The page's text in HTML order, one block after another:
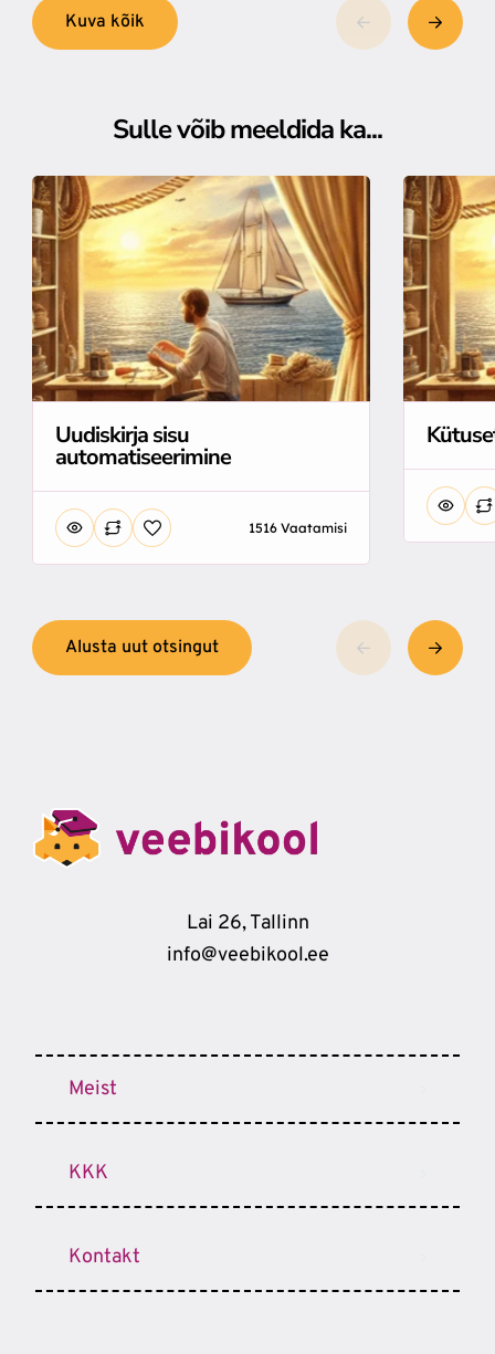
Kuva kõik
Sulle võib meeldida ka...
Uudiskirja sisu
automatiseerimine
1516 Vaatamisi
Alusta uut otsingut
Lai 26, Tallinn
info@veebikool.ee
Meist
KKK
Kontakt